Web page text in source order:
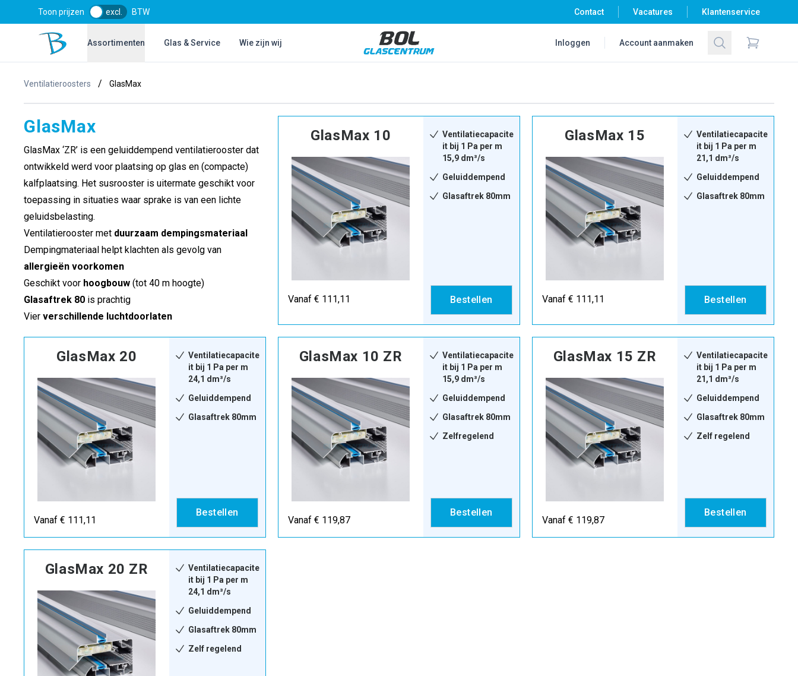
Toon prijzen excl. BTW Contact Vacatures Klantenservice
Bol Glascentrum B.V.Assortimenten Glas & Service Wie zijn wij
Bol Glascentrum B.V.
Inloggen Account aanmaken Zoeken
Items in
Ventilatieroosters / GlasMax
GlasMax
GlasMax ‘ZR’ is een geluiddempend ventilatierooster dat
ontwikkeld werd voor plaatsing op glas en (compacte)
kalfplaatsing. Het susrooster is uitermate geschikt voor
toepassing in situaties waar sprake is van een lichte
geluidsbelasting.
Ventilatierooster met duurzaam dempingsmateriaal
Dempingmateriaal helpt klachten als gevolg van
allergieën voorkomen
Geschikt voor hoogbouw (tot 40 m hoogte)
Glasaftrek 80 is prachtig
Vier verschillende luchtdoorlaten
GlasMax 10
Vanaf € 111,11
Ventilatiecapacite
it bij 1 Pa per m
15,9 dm³/s
Geluiddempend
Glasaftrek 80mm
Bestellen
GlasMax 15
Vanaf € 111,11
Ventilatiecapacite
it bij 1 Pa per m
21,1 dm³/s
Geluiddempend
Glasaftrek 80mm
Bestellen
GlasMax 20
Vanaf € 111,11
Ventilatiecapacite
it bij 1 Pa per m
24,1 dm³/s
Geluiddempend
Glasaftrek 80mm
Bestellen
GlasMax 10 ZR
Vanaf € 119,87
Ventilatiecapacite
it bij 1 Pa per m
15,9 dm³/s
Geluiddempend
Glasaftrek 80mm
Zelfregelend
Bestellen
GlasMax 15 ZR
Vanaf € 119,87
Ventilatiecapacite
it bij 1 Pa per m
21,1 dm³/s
Geluiddempend
Glasaftrek 80mm
Zelf regelend
Bestellen
GlasMax 20 ZR
Ventilatiecapacite
it bij 1 Pa per m
24,1 dm³/s
Geluiddempend
Glasaftrek 80mm
Zelf regelend